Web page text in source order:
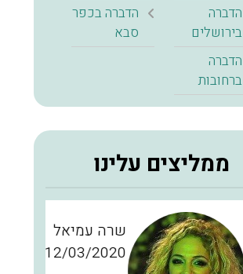
הדברה
בירושלים
הדברה בכפר
סבא
הדברה
ברחובות
ממליצים עלינו
שרה עמיאל
12/03/2020